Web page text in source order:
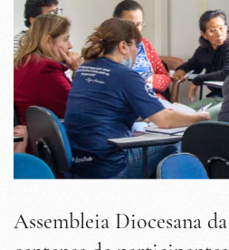
Assembleia Diocesana